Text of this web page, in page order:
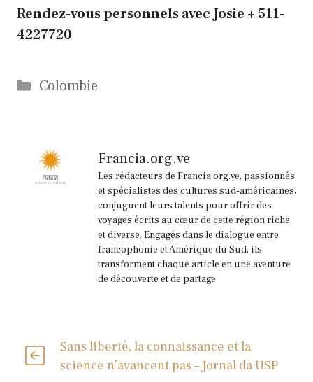
Rendez-vous personnels avec Josie + 511-
4227720
Catégories
Colombie
Francia.org.ve
Les rédacteurs de Francia.org.ve, passionnés
et spécialistes des cultures sud-américaines,
conjuguent leurs talents pour offrir des
voyages écrits au cœur de cette région riche
et diverse. Engagés dans le dialogue entre
francophonie et Amérique du Sud, ils
transforment chaque article en une aventure
de découverte et de partage.
Sans liberté, la connaissance et la
science n’avancent pas – Jornal da USP